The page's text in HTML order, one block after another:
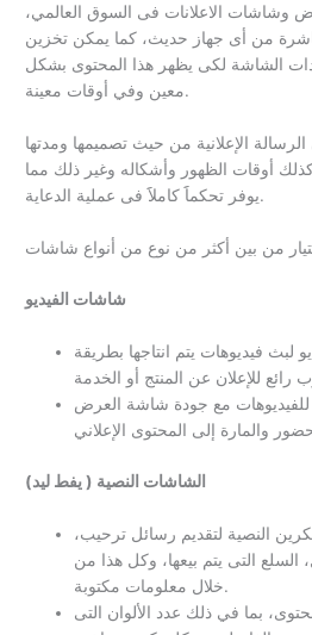
الاعلانات فى السوق العالمي،
من أى جهاز حديث، كما يمكن تخزين
الشاشة لكى يظهر هذا المحتوى بشكل
معين وفي أوقات معينة.
الإعلانية من حيث تصميمها ومدتها
أوقات الظهور وأشكاله وغير ذلك مما
يوفر تحكماََ كاملاََ فى عملية الدعاية.
شاشات الفيديو
لبث فيديوهات يتم انتاجها بطريقة
للفيديوهات مع جودة شاشة العرض
الشاشات النصية ( يفط ليد)
النصية لتقديم رسائل ترحيب،
التى يتم بيعها، وكل هذا من
خلال معلومات مكتوبة.
بما في ذلك عدد الألوان التى